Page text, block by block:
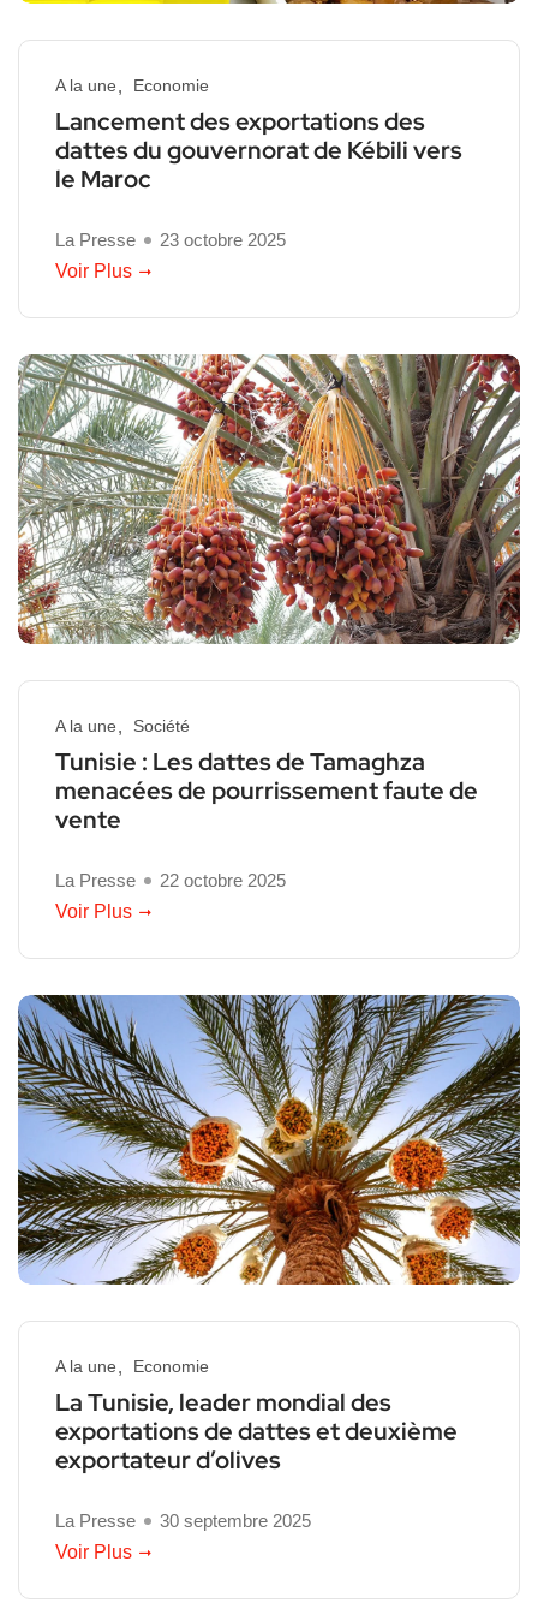
A la une Economie
Lancement des exportations des
dattes du gouvernorat de Kébili vers
le Maroc
La Presse
23 octobre 2025
Voir Plus
A la une Société
Tunisie : Les dattes de Tamaghza
menacées de pourrissement faute de
vente
La Presse
22 octobre 2025
Voir Plus
A la une Economie
La Tunisie, leader mondial des
exportations de dattes et deuxième
exportateur d’olives
La Presse
30 septembre 2025
Voir Plus